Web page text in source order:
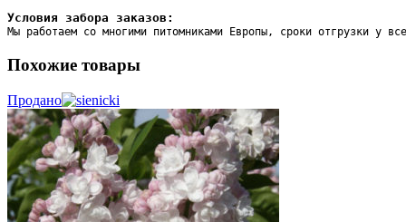
Условия забора заказов:
Мы работаем со многими питомниками Европы, сроки отгрузки у
Похожие товары
Продано